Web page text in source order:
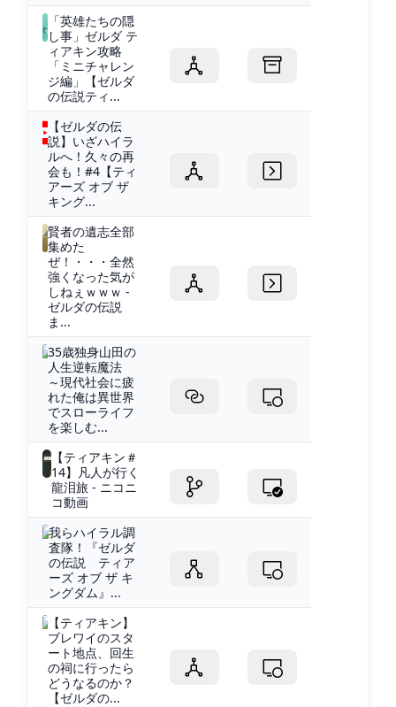
「英雄たちの隠
し事」ゼルダ テ
ィアキン攻略
「ミニチャレン
ジ編」【ゼルダ
の伝説ティ...
【ゼルダの伝
説】いざハイラ
ルへ！久々の再
会も！#4【ティ
アーズ オブ ザ
キング...
賢者の遺志全部
集めた
ぜ！・・・全然
強くなった気が
しねぇｗｗｗ -
ゼルダの伝説
ま...
35歳独身山田の
人生逆転魔法
～現代社会に疲
れた俺は異世界
でスローライフ
を楽しむ...
【ティアキン＃
14】凡人が行く
龍泪旅 - ニコニ
コ動画
我らハイラル調
査隊！『ゼルダ
の伝説 ティア
ーズ オブ ザ キ
ングダム』...
【ティアキン】
ブレワイのスタ
ート地点、回生
の祠に行ったら
どうなるのか？
【ゼルダの...